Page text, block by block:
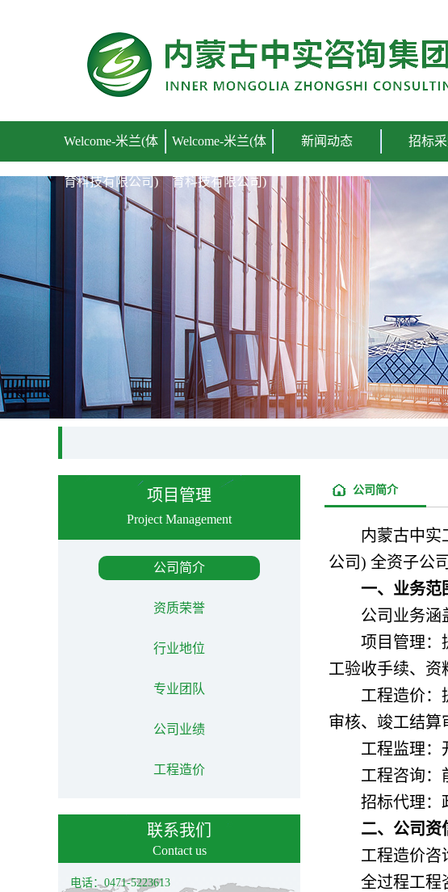
Welcome-米兰(体
育科技有限公司)
Welcome-米兰(体
育科技有限公司)
新闻动态 招标
项目管理
Project Management
公司简介
资质荣誉
行业地位
专业团队
公司业绩
工程造价
联系我们
Contact us
电话：0471-5223613
公司简介
内蒙古中实
公司) 全资子公司
一、业务范
公司业务涵
项目管理：
工验收手续、资
工程造价：
审核、竣工结算
工程监理：
工程咨询：
招标代理：
二、公司资
工程造价咨
全过程工程